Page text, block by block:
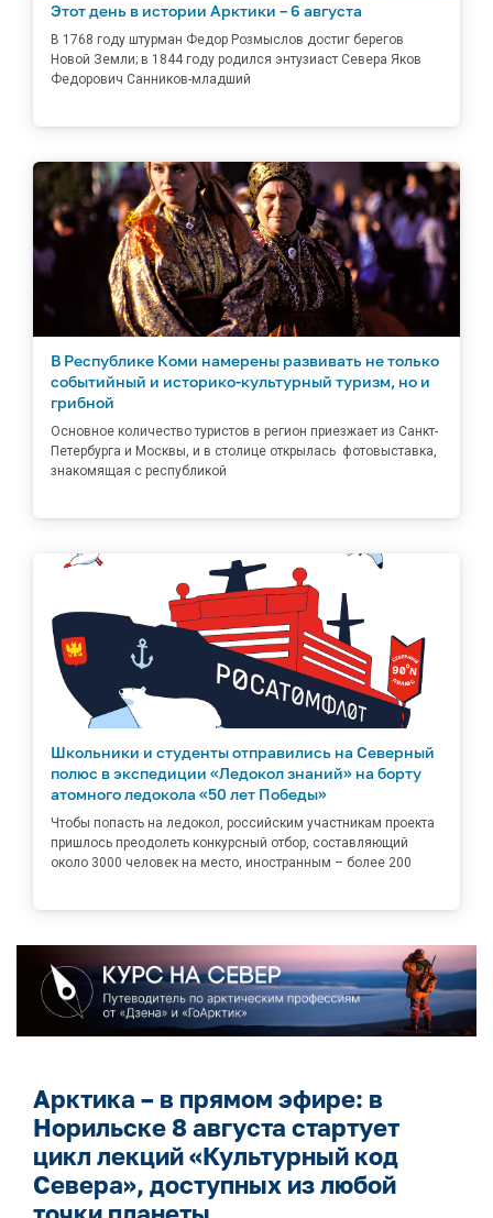
Этот день в истории Арктики – 6 августа
В 1768 году штурман Федор Розмыслов достиг берегов
Новой Земли; в 1844 году родился энтузиаст Севера Яков
Федорович Санников-младший
В Республике Коми намерены развивать не только
событийный и историко-культурный туризм, но и
грибной
Основное количество туристов в регион приезжает из Санкт-
Петербурга и Москвы, и в столице открылась фотовыставка,
знакомящая с республикой
Школьники и студенты отправились на Северный
полюс в экспедиции «Ледокол знаний» на борту
атомного ледокола «50 лет Победы»
Чтобы попасть на ледокол, российским участникам проекта
пришлось преодолеть конкурсный отбор, составляющий
около 3000 человек на место, иностранным – более 200
Арктика – в прямом эфире: в
Норильске 8 августа стартует
цикл лекций «Культурный код
Севера», доступных из любой